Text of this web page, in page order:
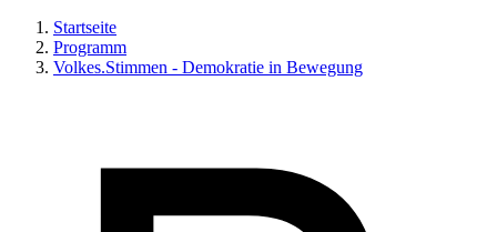
Startseite
Programm
Volkes.Stimmen - Demokratie in Bewegung